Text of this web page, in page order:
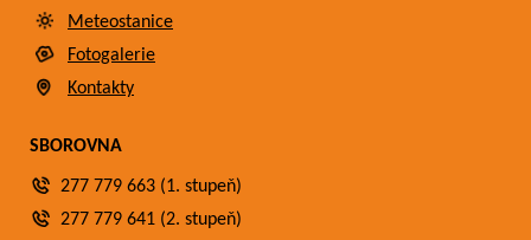
Meteostanice
Fotogalerie
Kontakty
SBOROVNA
277 779 663 (1. stupeň)
277 779 641 (2. stupeň)